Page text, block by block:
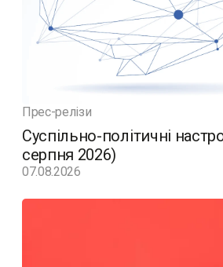
Прес-релізи
Суспільно-політичні
серпня 2026)
07.08.2026